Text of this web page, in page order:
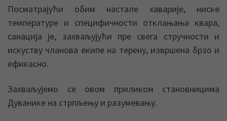
Посматрајући обим настале хаварије, ниске
температуре и специфичности отклањања квара,
санација је, захваљујући пре свега стручности и
искуству чланова екипе на терену, извршена брзо и
ефикасно.
Захваљујемо се овом приликом становницима
Дуванике на стрпљењу и разумевању.